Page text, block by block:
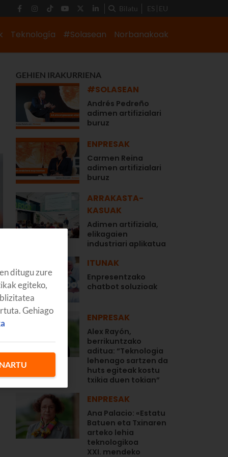
Bilatu ES EU
Teknología #Solasean Norbanakoak
GEHIEN IRAKURRIENA
#SOLASEAN
Andrés Pedreño
adimen artifizialari
buruz
ENPRESAK
Carmen Reina
adimen artifizialari
buruz
ARRAKASTA-
KASUAK
Adimen artifiziala,
elikagaien
industriari aplikatua
ITUNAK
Enpresentzako
chatbot soluzioak
ENPRESAK
Alex Rayón,
berrikuntzako
aditua: “Teknologia
lehenago sartzen da
huts egiteak kostu
txikia duen tokian”
ENPRESAK
Ana Palacio: «Estatu
Batuen eta Txinaren
arteko lehia
teknologikoa
XXI. mendeko
ditugu zure
egiteko,
Gehiago